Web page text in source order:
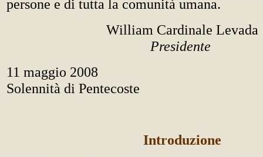
persone e di tutta la comunità umana.
William Cardinale Levada
Presidente
11 maggio 2008
Solennità di Pentecoste
Introduzione